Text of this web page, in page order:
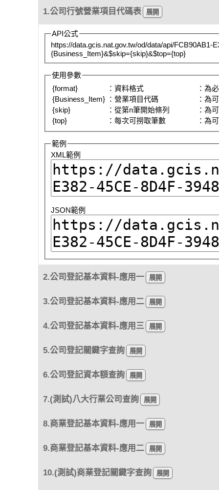
1.公司行號營業項目代碼表
API公式
https://data.gcis.nat.gov.tw/od/data/api/FCB90AB1-
{Business_Item}&$skip={skip}&$top={top}
使用參數
{format}
：資料格式
：為
{Business_Item} ：營業項目代碼
：為
{skip}
：從第n筆開始條列
：為
{top}
：每次可撈取筆數 ：為
範例
XML範例
JSON範例
2.公司登記基本資料-應用一
3.公司登記基本資料-應用二
4.公司登記基本資料-應用三
5.公司登記關鍵字查詢
6.公司登記資本額查詢
7.(測試)八大行業公司查詢
8.商業登記基本資料-應用一
9.商業登記基本資料-應用二
10.(測試)商業登記關鍵字查詢